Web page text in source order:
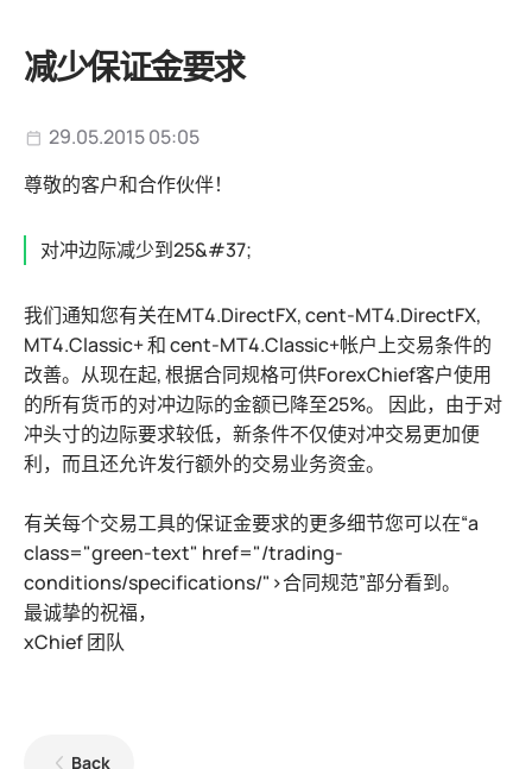
减少保证金要求
29.05.2015 05:05
尊敬的客户和合作伙伴！
对冲边际减少到25&#37;
我们通知您有关在MT4.DirectFX, cent-MT4.DirectFX,
MT4.Classic+ 和 cent-MT4.Classic+帐户上交易条件的
改善。从现在起, 根据合同规格可供ForexChief客户使用
的所有货币的对冲边际的金额已降至25%。 因此，由于对
冲头寸的边际要求较低，新条件不仅使对冲交易更加便
利，而且还允许发行额外的交易业务资金。
有关每个交易工具的保证金要求的更多细节您可以在“a
class="green-text" href="/trading-
conditions/specifications/">合同规范”部分看到。
最诚挚的祝福，
xChief 团队
Back